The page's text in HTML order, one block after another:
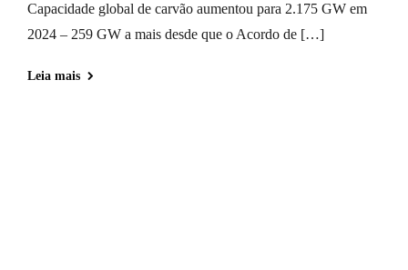
Capacidade global de carvão aumentou para 2.175 GW em
2024 – 259 GW a mais desde que o Acordo de […]
Leia mais